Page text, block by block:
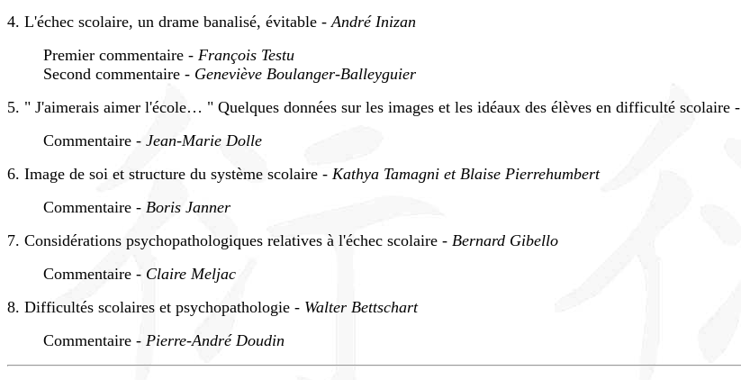
4. L'échec scolaire, un drame banalisé, évitable -André Inizan
Premier commentaire - François Testu
Second commentaire - Geneviève Boulanger-Balleyguier
5. " J'aimerais aimer l'école… " Quelques données sur les images et les idéaux des élèves en difficulté scolaire -
Commentaire - Jean-Marie Dolle
6. Image de soi et structure du système scolaire - Kathya Tamagni et Blaise Pierrehumbert
Commentaire - Boris Janner
7. Considérations psychopathologiques relatives à l'échec scolaire - Bernard Gibello
Commentaire - Claire Meljac
8. Difficultés scolaires et psychopathologie - Walter Bettschart
Commentaire - Pierre-André Doudin